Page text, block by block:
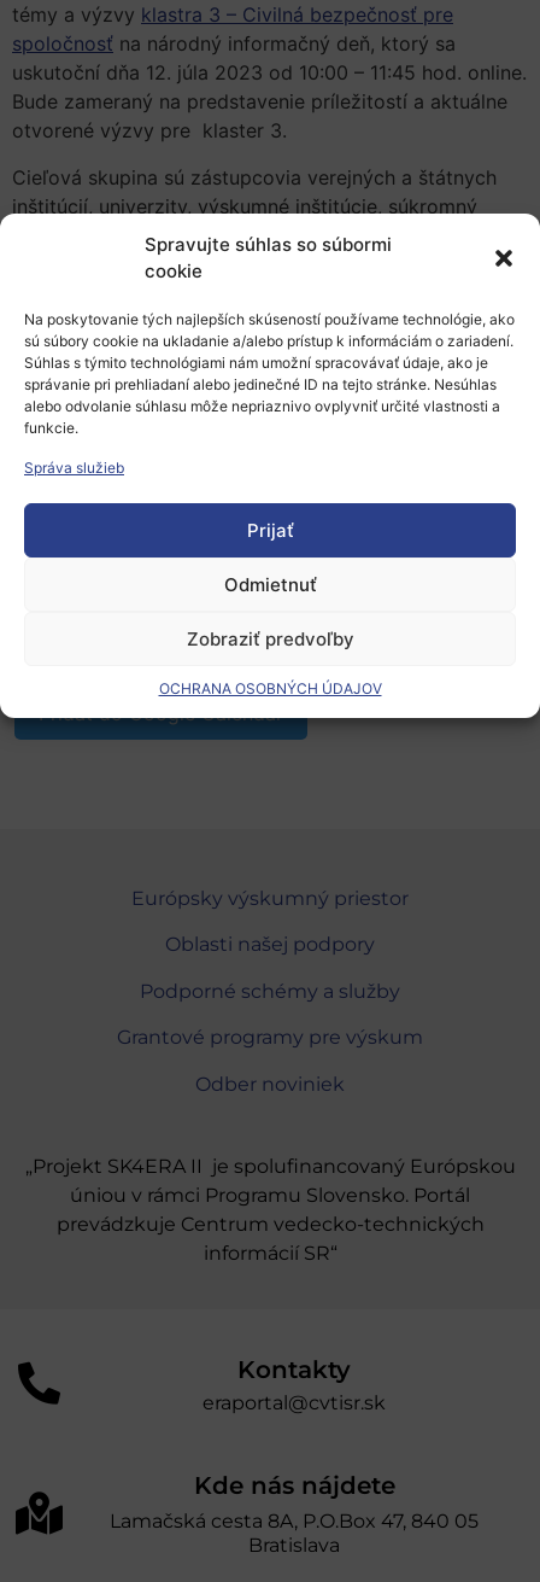
Spravujte súhlas so súbormi
cookie
Na poskytovanie tých najlepších skúseností používame technológie, ako
sú súbory cookie na ukladanie a/alebo prístup k informáciám o zariadení.
Súhlas s týmito technológiami nám umožní spracovávať údaje, ako je
správanie pri prehliadaní alebo jedinečné ID na tejto stránke. Nesúhlas
alebo odvolanie súhlasu môže nepriaznivo ovplyvniť určité vlastnosti a
funkcie.
Správa služieb
Prijať
Odmietnuť
Zobraziť predvoľby
OCHRANA OSOBNÝCH ÚDAJOV
témy a výzvy klastra 3 – Civilná bezpečnosť pre
spoločnosť na národný informačný deň, ktorý sa
uskutoční dňa 12. júla 2023 od 10:00 – 11:45 hod. online.
Bude zameraný na predstavenie príležitostí a aktuálne
otvorené výzvy pre klaster 3.
Cieľová skupina sú zástupcovia verejných a štátnych
inštitúcií, univerzity, výskumné inštitúcie, súkromný
sektor, priemysel a neziskové organizácie.
Prezentácie:
Výzvy klaster 3 na rok 2023– Marta Kollárová
Ako uspieť v projektoch programu Horizont Európa ?
formulára. Potvrdenie o registrácii bude obsahovať linku
na pripojenie. Starostlivo si ho uchovajte.
Pre viac informácií kontaktujtenárodný kontaktný bod –
Pridať do Google Calendar
Európsky výskumný priestor
Oblasti našej podpory
Podporné schémy a služby
Grantové programy pre výskum
Odber noviniek
„Projekt SK4ERA II je spolufinancovaný Európskou
úniou v rámci Programu Slovensko. Portál
prevádzkuje Centrum vedecko-technických
informácií SR“
Kontakty
eraportal@cvtisr.sk
Kde nás nájdete
Lamačská cesta 8A, P.O.Box 47, 840 05
Bratislava